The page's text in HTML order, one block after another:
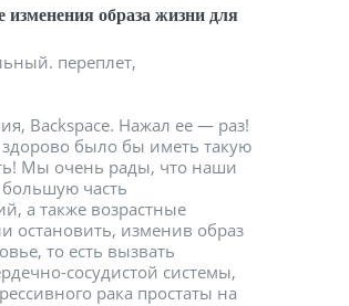
образа жизни для
переплет,
Backspace. Нажал ее — раз!
было бы иметь такую
Мы очень рады, что наши
часть
а также возрастные
остановить, изменив образ
то есть вызвать
сосудистой системы,
рака простаты на